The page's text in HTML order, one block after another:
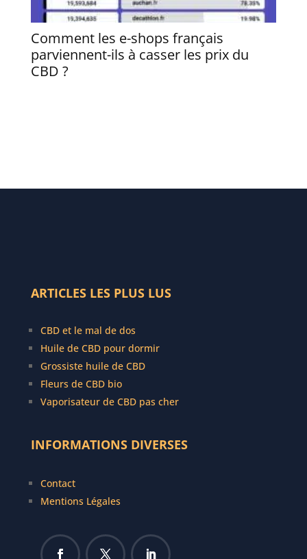
Comment les e-shops français
parviennent-ils à casser les prix du
CBD ?
ARTICLES LES PLUS LUS
CBD et le mal de dos
Huile de CBD pour dormir
Grossiste huile de CBD
Fleurs de CBD bio
Vaporisateur de CBD pas cher
INFORMATIONS DIVERSES
Contact
Mentions Légales